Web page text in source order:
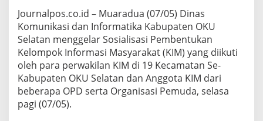
S
E
L
A
T
A
N
G
Journalpos.co.id – Muaradua (07/05) Dinas
Komunikasi dan Informatika Kabupaten OKU
Selatan menggelar Sosialisasi Pembentukan
Kelompok Informasi Masyarakat (KIM) yang diikuti
oleh para perwakilan KIM di 19 Kecamatan Se-
Kabupaten OKU Selatan dan Anggota KIM dari
beberapa OPD serta Organisasi Pemuda, selasa
pagi (07/05).